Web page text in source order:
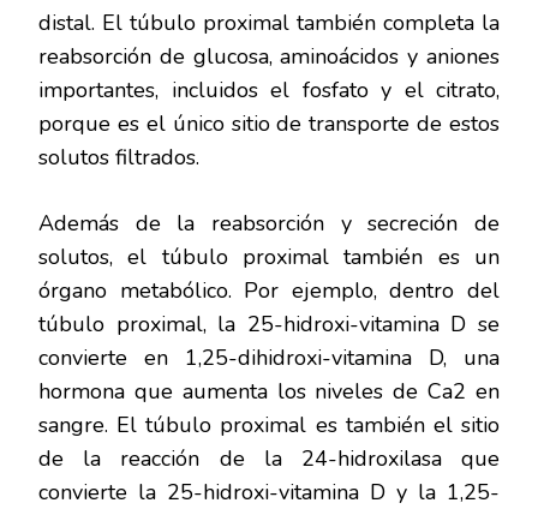
distal. El túbulo proximal también completa la
reabsorción de glucosa, aminoácidos y aniones
importantes, incluidos el fosfato y el citrato,
porque es el único sitio de transporte de estos
solutos filtrados.
Además de la reabsorción y secreción de
solutos, el túbulo proximal también es un
órgano metabólico. Por ejemplo, dentro del
túbulo proximal, la 25-hidroxi-vitamina D se
convierte en 1,25-dihidroxi-vitamina D, una
hormona que aumenta los niveles de Ca2 en
sangre. El túbulo proximal es también el sitio
de la reacción de la 24-hidroxilasa que
convierte la 25-hidroxi-vitamina D y la 1,25-